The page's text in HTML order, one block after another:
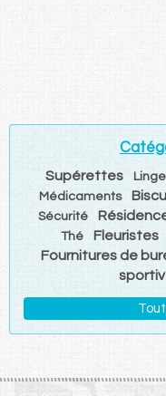
Supérettes
Médicaments
Sécurité
Thé Fleuristes
Fournitures de